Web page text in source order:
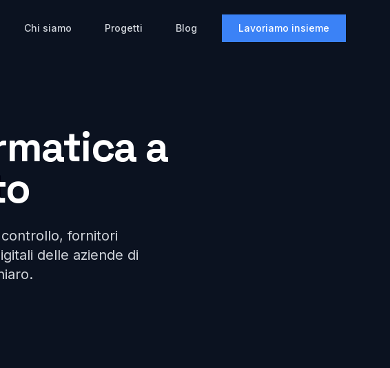
Chi siamo Progetti Blog Lavoriamo insieme
a
fornitori
delle aziende di